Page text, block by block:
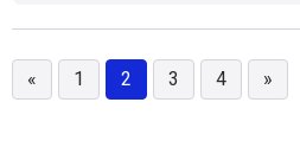
« 1 2 3 4 »